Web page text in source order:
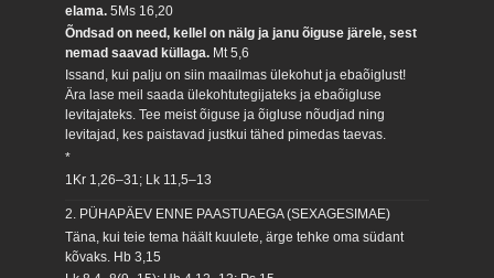
elama.5Ms 16,20
Õndsad on need, kellel on nälg ja janu õiguse järele, sest
nemad saavad küllaga. Mt 5,6
Issand, kui palju on siin maailmas ülekohut ja ebaõiglust!
Ära lase meil saada ülekohtutegijateks ja ebaõigluse
levitajateks. Tee meist õiguse ja õigluse nõudjad ning
levitajad, kes paistavad justkui tähed pimedas taevas.
*
1Kr 1,26–31; Lk 11,5–13
2. PÜHAPÄEV ENNE PAASTUAEGA (SEXAGESIMAE)
Täna, kui teie tema häält kuulete, ärge tehke oma südant
kõvaks. Hb 3,15